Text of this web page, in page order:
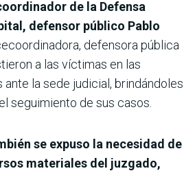
de la Defensa
defensor público Pablo
defensora pública
a las víctimas en las
la sede judicial, brindándoles
seguimiento de sus casos.
se expuso la necesidad de
materiales del juzgado,